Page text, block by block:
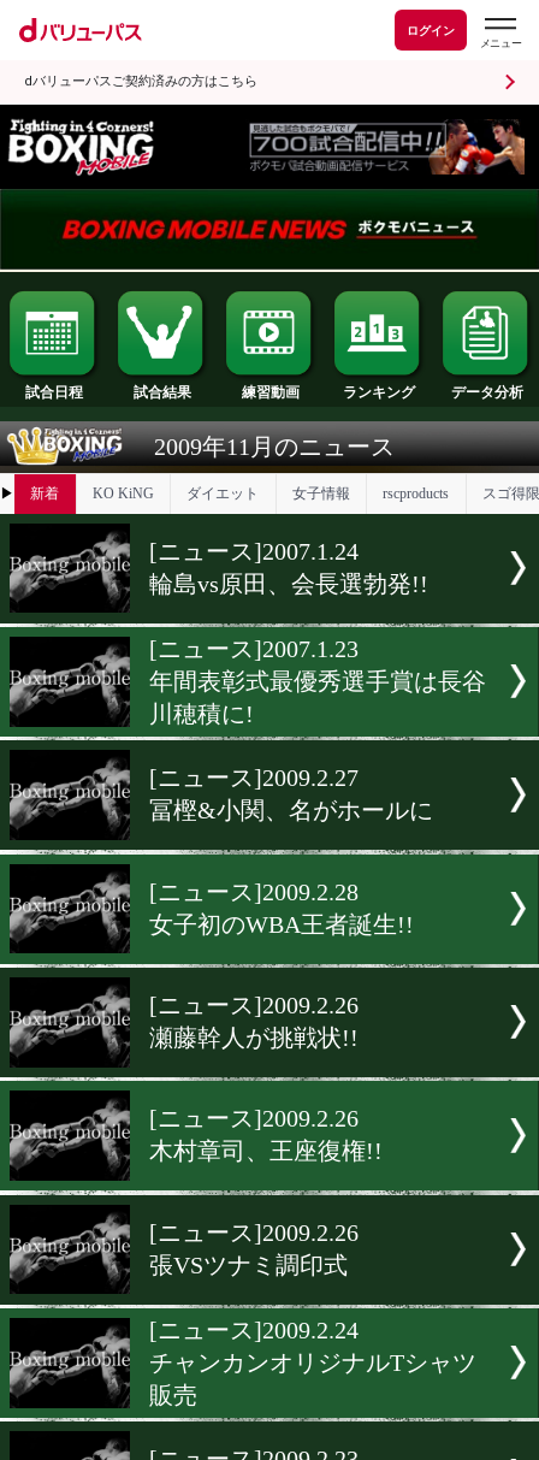
ログイン
dバリューパスご契約済みの方はこちら
試合日程 試合結果 練習動画 ランキング
2009年11月のニュース
▶ 新着 KO KiNG ダイエット 女子情報
[ニュース]2007.1.24
輪島vs原田、会長選勃発!!
[ニュース]2007.1.23
年間表彰式最優秀選手賞は
川穂積に!
[ニュース]2009.2.27
冨樫&小関、名がホールに
[ニュース]2009.2.28
女子初のWBA王者誕生!!
瀬藤幹人が挑戦状!!
[ニュース]2009.2.26
木村章司、王座復権!!